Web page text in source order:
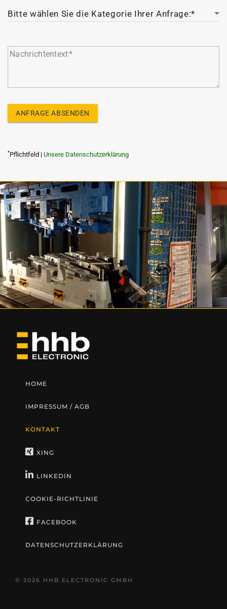
Nachrichtentext
ANFRAGE ABSENDEN
*Pflichtfeld | Unsere Datenschutzerklärung
HOME
IMPRESSUM / AGB
KONTAKT
XING
LINKEDIN
COOKIE-RICHTLINIE
FACEBOOK
DATENSCHUTZERKLÄRUNG
© 2026 HHB ELECTRONIC GMBH